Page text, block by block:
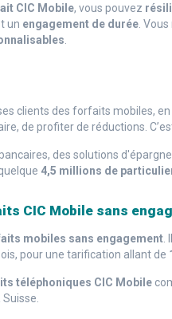
CIC Mobile, vous pouvez
un engagement de durée .
clients des forfaits mobiles,
de profiter de réductions.
des solutions
4,5 millions de
CIC Mobile sans
mobiles sans engagement
pour une tarification allant de
téléphoniques CIC Mobile